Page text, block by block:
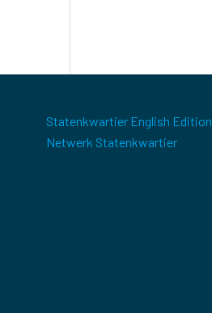
Statenkwartier English Edition
Netwerk Statenkwartier